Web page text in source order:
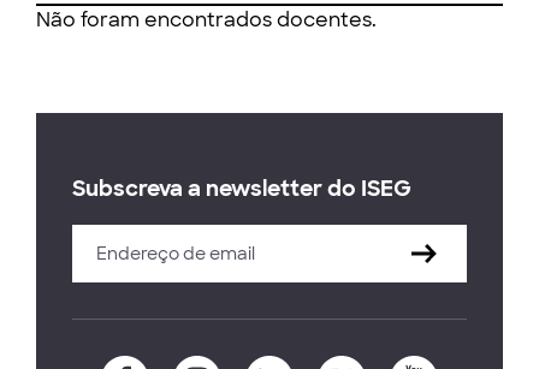
Não foram encontrados docentes.
Subscreva a newsletter do ISEG